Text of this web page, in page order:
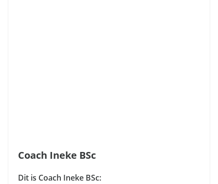
Coach Ineke BSc
Dit is Coach Ineke BSc: